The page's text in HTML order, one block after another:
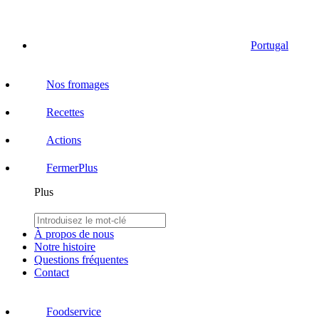
Portugal
Nos fromages
Recettes
Actions
FermerPlus
Plus
À propos de nous
Notre histoire
Questions fréquentes
Contact
Foodservice